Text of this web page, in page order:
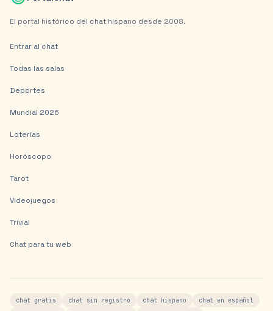
El portal histórico del chat hispano desde 2008.
Entrar al chat
Todas las salas
Deportes
Mundial 2026
Loterías
Horóscopo
Tarot
Videojuegos
Trivial
Chat para tu web
chat gratis chat sin registro chat hispano
chat en español